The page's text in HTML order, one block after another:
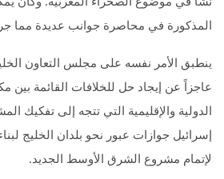
المذكورة في محاصرة جوانب عديدة مما
ينطبق الأمر نفسه على مجلس التعاون
عاجزاً عن إيجاد حل للخلافات القائمة بين
الدولية والإقليمية التي تتجه إلى تفكيك
إسرائيل جوازات عبور نحو بلدان الخليج
لإتمام مشروع الشرق الأوسط الجديد.